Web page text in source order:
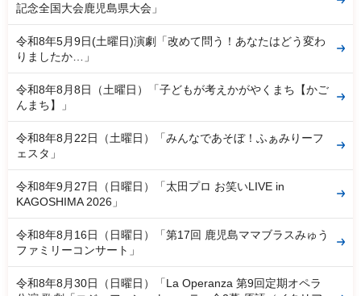
記念全国大会鹿児島県大会」
令和8年5月9日(土曜日)演劇「改めて問う！あなたはどう変わ
りましたか…」
令和8年8月8日（土曜日）「子どもが考えかがやくまち【かご
んまち】」
令和8年8月22日（土曜日）「みんなであそぼ！ふぁみりーフ
ェスタ」
令和8年9月27日（日曜日）「太田プロ お笑いLIVE in
KAGOSHIMA 2026」
令和8年8月16日（日曜日）「第17回 鹿児島ママブラスみゅう
ファミリーコンサート」
令和8年8月30日（日曜日）「La Operanza 第9回定期オペラ